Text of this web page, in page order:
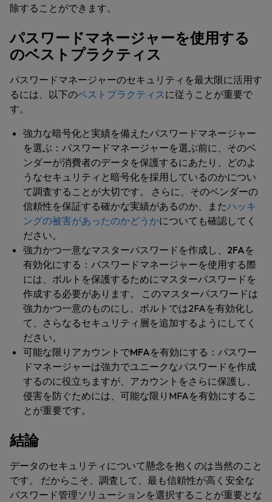
除することができます。
パスワードマネージャーを使用する
のベストプラクティス
パスワードマネージャーのセキュリティを最大限に活用す
るには、以下のベストプラクティスに従うことが重要で
す。
強力な暗号化と実績を備えたパスワードマネージャー
を選ぶ ：パスワードマネージャーを選ぶ前に、そのベ
ンダーが消費者のデータを保護するにあたり、どのよ
うなセキュリティと暗号化を採用しているのかについ
て調査することが大切です。 さらに、そのベンダーの
信頼性を保証する確かな実績があるのか、またハッキ
ングの被害があったのかどうかについても確認してく
ださい。
強力かつ一意なマスターパスワードを作成し、2FAを
有効化にする ：パスワードマネージャーを使用する際
には、ボルトを保護するためにマスターパスワードを
作成する必要があります。 このマスターパスワードは
強力かつ一意のものにし、ボルトでは2FAを有効化し
て、さらなるセキュリティ層を追加するようにしてく
ださい。
可能な限りアカウントでMFAを有効にする： パスワー
ドマネージャーは強力でユニークなパスワードを作成
するのに役立ちますが、アカウントをさらに保護し、
侵害を防ぐためには、可能な限りMFAを有効にするこ
とが重要です。
結論
データのセキュリティについて懸念を抱くのは当然のこと
です。 だからこそ、調査して、最も信頼性が高く安全な
パスワード管理ソリューションを選択することが重要とな